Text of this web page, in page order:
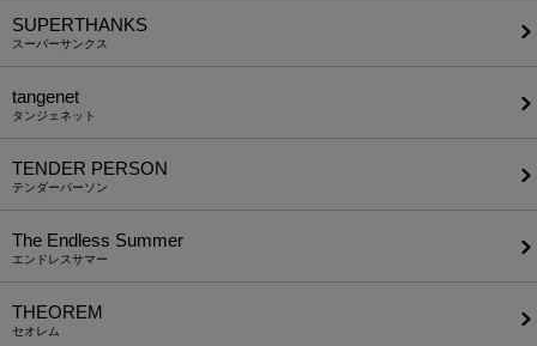
SUPERTHANKS
スーパーサンクス
tangenet
タンジェネット
TENDER PERSON
テンダーパーソン
The Endless Summer
エンドレスサマー
THEOREM
セオレム